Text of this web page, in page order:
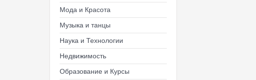
Мода и Красота
Музыка и танцы
Наука и Технологии
Недвижимость
Образование и Курсы